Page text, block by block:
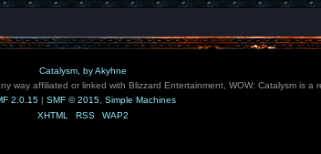
Catalysm, by Akyhne
affiliated or linked with Blizzard Entertainment, WOW: Catalysm is a
2.0.15 | SMF © 2015 Simple Machines
XHTML
RSS WAP2